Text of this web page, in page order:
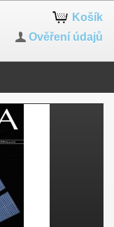
Košík
Ověření údajů